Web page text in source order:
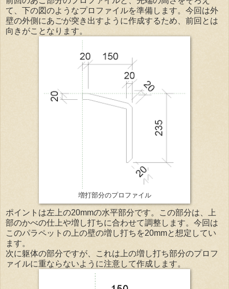
て、下の図のようなプロファイルを準備します。今回は外
壁の外側にあごが突き出すように作成するため、前回とは
向きがことなります。
増打部分のプロファイル
ポイントは左上の20mmの水平部分です。この部分は、上
部のかべの仕上や増し打ちに合わせて調整します。今回は
このパラペットの上の壁の増し打ちを20mmと想定してい
ます。
次に躯体の部分ですが、これは上の増し打ち部分のプロフ
ァイルに重ならないように注意して作成します。